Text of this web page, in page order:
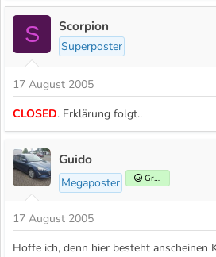
S Scorpion
Superposter
17 August 2005
CLOSED. Erklärung folgt..
Guido
Megaposter Gründer
17 August 2005
Hoffe ich, denn hier besteht anscheinen